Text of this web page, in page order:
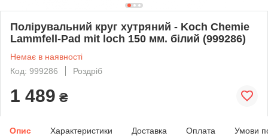
Полірувальний круг хутряний - Koch Chemie
Lammfell-Pad mit loch 150 мм. білий (999286)
Немає в наявності
Код: 999286
Роздріб
1 489 ₴
Опис Характеристики Доставка Оплата Умови